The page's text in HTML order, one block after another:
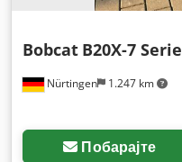
Nürtingen 1.247 km
Bobcat B20X-7 Serie
Побарајте